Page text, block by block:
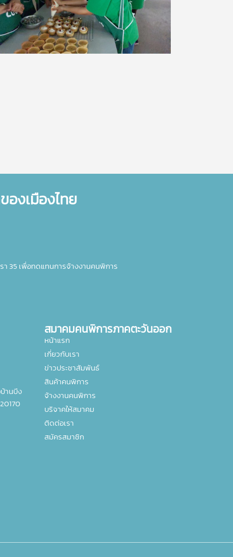
องเมืองไทย
35 เพื่อทดแทนการจ้างงานคนพิการ
านบึง
สมาคมคนพิการภาคตะวันออก
หน้าแรก
เกี่ยวกับเรา
ข่าวประชาสัมพันธ์
สินค้าคนพิการ
จ้างงานคนพิการ
บริจาคให้สมาคม
ติดต่อเรา
สมัครสมาชิก